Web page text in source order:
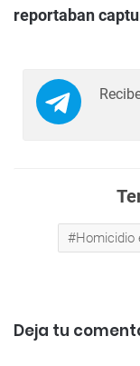
reportaban
Homicidio
Deja tu